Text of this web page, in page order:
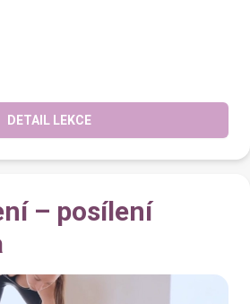
DETAIL LEKCE
– posílení